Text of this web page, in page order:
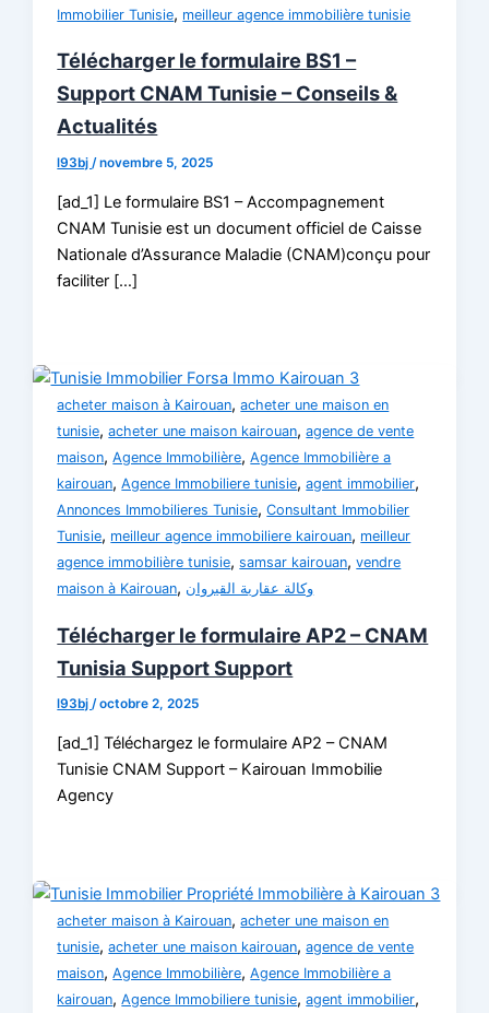
Immobilier Tunisie, meilleur agence immobilière tunisie
Télécharger le formulaire BS1 –
Support CNAM Tunisie – Conseils &
Actualités
l93bj/novembre 5, 2025
[ad_1] Le formulaire BS1 – Accompagnement
CNAM Tunisie est un document officiel de Caisse
Nationale d’Assurance Maladie (CNAM)conçu pour
faciliter […]
acheter maison à Kairouan,acheter une maison en
tunisie,acheter une maison kairouan,agence de vente
maison,Agence Immobilière,Agence Immobilière a
kairouan,Agence Immobiliere tunisie,agent immobilier,
Annonces Immobilieres Tunisie,Consultant Immobilier
Tunisie, meilleur agence immobiliere kairouan, meilleur
agence immobilière tunisie,samsar kairouan,vendre
maison à Kairouan, وكالة عقارية القيروان
Télécharger le formulaire AP2 – CNAM
Tunisia Support Support
l93bj/octobre 2, 2025
[ad_1] Téléchargez le formulaire AP2 – CNAM
Tunisie CNAM Support – Kairouan Immobilie
Agency
acheter maison à Kairouan,acheter une maison en
tunisie,acheter une maison kairouan,agence de vente
maison,Agence Immobilière,Agence Immobilière a
kairouan,Agence Immobiliere tunisie,agent immobilier,